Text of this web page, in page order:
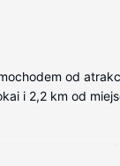
od
i 2,2 km od